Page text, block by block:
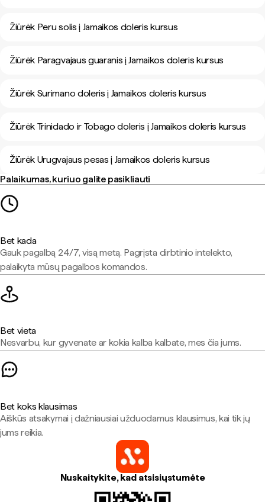
Žiūrėk Peru solis į Jamaikos doleris kursus
Žiūrėk Paragvajaus guaranis į Jamaikos doleris kursus
Žiūrėk Surimano doleris į Jamaikos doleris kursus
Žiūrėk Trinidado ir Tobago doleris į Jamaikos doleris kursus
Žiūrėk Urugvajaus pesas į Jamaikos doleris kursus
Palaikumas, kuriuo galite pasikliauti
Bet kada
Gauk pagalbą 24/7, visą metą. Pagrįsta dirbtinio intelekto,
palaikyta mūsų pagalbos komandos.
Bet vieta
Nesvarbu, kur gyvenate ar kokia kalba kalbate, mes čia jums.
Bet koks klausimas
Aiškūs atsakymai į dažniausiai užduodamus klausimus, kai tik jų
jums reikia.
Nuskaitykite, kad atsisiųstumėte